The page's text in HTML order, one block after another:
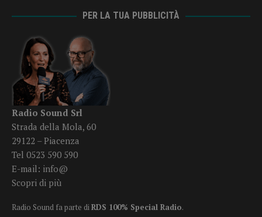
PER LA TUA PUBBLICITÀ
Radio Sound Srl
Strada della Mola, 60
29122 – Piacenza
Tel 0523 590 590
E-mail: info@
Scopri di più
Radio Sound fa parte di RDS 100% Special Radio.